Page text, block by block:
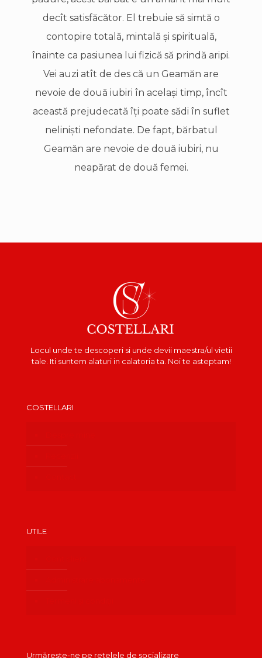
decît satisfăcător. El trebuie să simtă o
contopire totală, mintală şi spirituală,
înainte ca pasiunea lui fizică să prindă aripi.
Vei auzi atît de des că un Geamăn are
nevoie de două iubiri în acelaşi timp, încît
această prejudecată îţi poate sădi în suflet
nelinişti nefondate. De fapt, bărbatul
Geamăn are nevoie de două iubiri, nu
neapărat de două femei.
Locul unde te descoperi si unde devii maestra/ul vietii
tale. Iti suntem alaturi in calatoria ta. Noi te asteptam!
COSTELLARI
UTILE
Urmărește-ne pe rețelele de socializare